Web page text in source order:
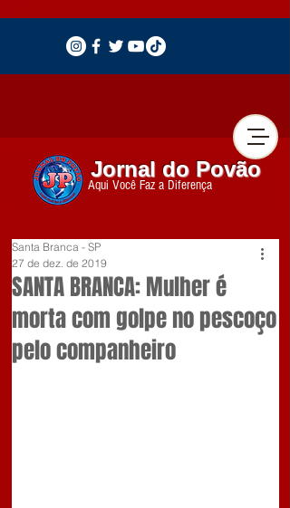
Jornal do Povão
Aqui Você Faz a Diferença
SANTA BRANCA: Mulher é
morta com golpe no pescoço
pelo companheiro
Santa Branca - SP
27 de dez. de 2019